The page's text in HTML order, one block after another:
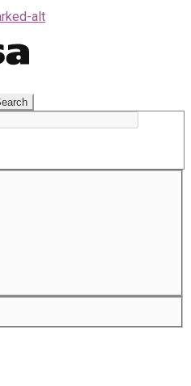
alt